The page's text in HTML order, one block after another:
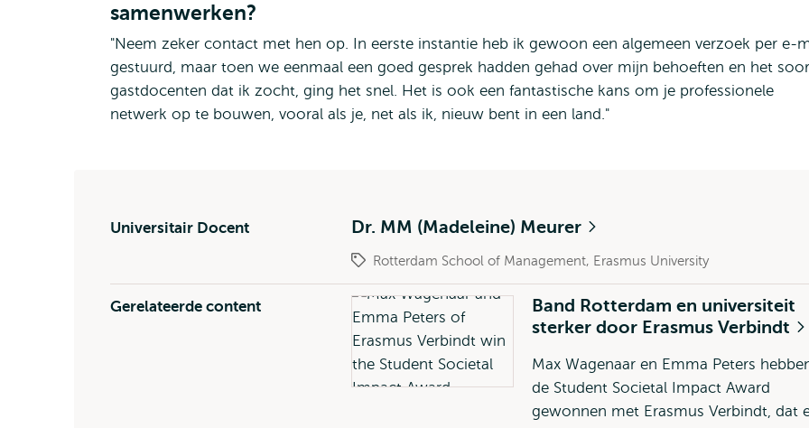
samenwerken?
"Neem zeker contact met hen op. In eerste instantie heb ik gewoon een algemeen verzoek per e-
gestuurd, maar toen we eenmaal een goed gesprek hadden gehad over mijn behoeften en het
gastdocenten dat ik zocht, ging het snel. Het is ook een fantastische kans om je professionele
netwerk op te bouwen, vooral als je, net als ik, nieuw bent in een land."
Universitair Docent Dr. MM (Madeleine) Meurer
Rotterdam School of Management, Erasmus University
Gerelateerde content
Band Rotterdam en universiteit
sterker door Erasmus Verbindt
Max Wagenaar en Emma Peters
de Student Societal Impact Award
gewonnen met Erasmus Verbindt, dat